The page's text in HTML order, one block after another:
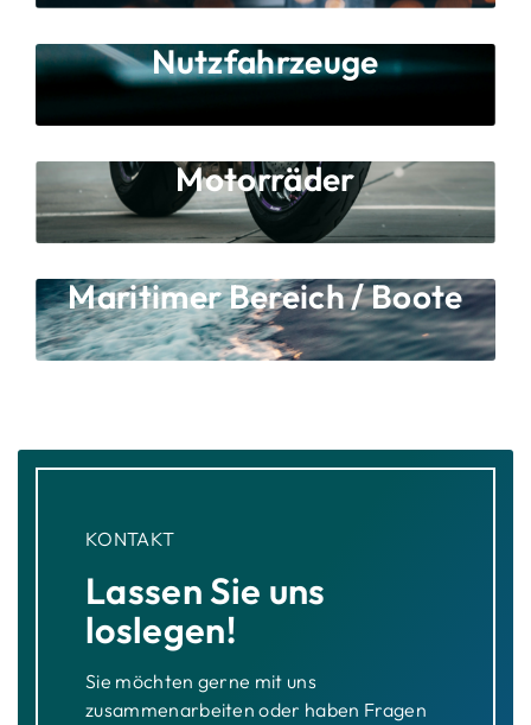
Nutzfahrzeuge
Motorräder
Maritimer Bereich / Boote
KONTAKT
Lassen Sie uns
loslegen!
Sie möchten gerne mit uns
zusammenarbeiten oder haben Fragen